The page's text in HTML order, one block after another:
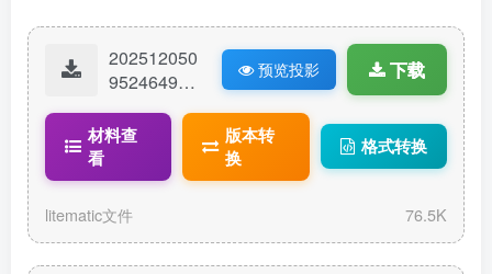
202512050
95246497-
ematic
预览投影 下载
材料查
看
版本转
换
格式转换
litematic文件 76.5K